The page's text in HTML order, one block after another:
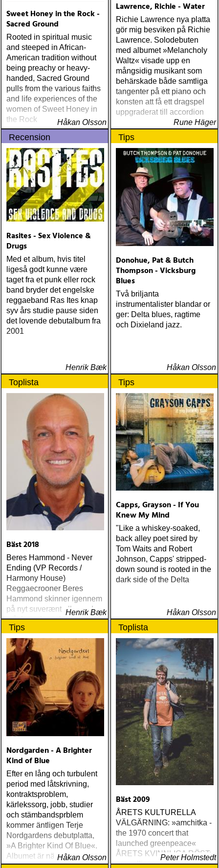
Sweet Honey in the Rock -
Sacred Ground
Rooted in spiritual music
and steeped in African-
American tradition without
being preachy or heavy-
handed, Sacred Ground
pulls from the various faiths
and life experiences of the
women of Sweet Honey in
the Rock
Håkan Olsson
Lawrence, Richie - Water
Richie Lawrence nya platta
gör mig besviken på Richie
Lawrence. Solodebuten
med albumet »Melancholy
Waltz« visade upp en
mångsidig musikant som
behärskade både samtliga
tangenter på ett piano och
konsten att få ett dragspel
uppgraderat till accordion
Rune Häger
Recension
Rasites - Sex Violence &
Drugs
Med et album, hvis titel
ligeså godt kunne være
taget fra et punk eller rock
band bryder det engelske
reggaeband Ras Ites knap
syv års studie pause siden
det lovende debutalbum fra
2001
Henrik Bæk
Tips
Donohue, Pat & Butch
Thompson - Vicksburg
Blues
Två briljanta
instrumentalister blandar or
ger: Delta blues, ragtime
och Dixieland jazz.
Håkan Olsson
Toplista
Bäst 2018
Beres Hammond - Never
Ending (VP Records /
Harmony House)
Reggaecrooner Beres
Hammond skinner igennem
på nyt suverænt album, der
måske er hans bedste
gennem tiderne
Henrik Bæk
Tips
Capps, Grayson - If You
Knew My Mind
"Like a whiskey-soaked,
back alley poet sired by
Tom Waits and Robert
Johnson, Capps' stripped-
down sound is rooted in the
dark side of the Delta
Håkan Olsson
Tips
Nordgarden - A Brighter
Kind of Blue
Efter en lång och turbulent
period med låtskrivning,
kontraktsproblem,
kärlekssorg, jobb, studier
och stämbandsprblem
kommer äntligen Terje
Nordgardens debutplatta,
»A Brighter Kind Of Blue«.
Albumet är nära, enkelt och
ärligt och handlar om
Håkan Olsson
Toplista
Bäst 2009
ÅRETS KULTURELLA
VÄLGÄRNING: »amchitka -
the 1970 concert that
launched greenpeace«
ÅRETS KVINNLIGA RÖST:
amy allison : sheffield
Peter Holmstedt